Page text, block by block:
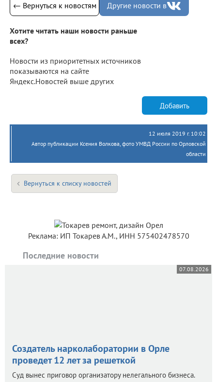
← Вернуться к новостям Другие новости в
Хотите читать наши новости раньше
всех?
Новости из приоритетных источников
показываются на сайте
Яндекс.Новостей выше других
Добавить
12 июля 2019 г. 10:02
Автор публикации Ксения Волкова, фото УМВД России по Орловской
области
Вернуться к списку новостей
Реклама: ИП Токарев А.М., ИНН 575402478570
Последние новости
07.08.2026
Создатель нарколаборатории в Орле
проведет 12 лет за решеткой
Суд вынес приговор организатору нелегального бизнеса.